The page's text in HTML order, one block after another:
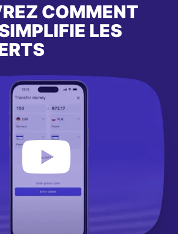
COMMENT
LES